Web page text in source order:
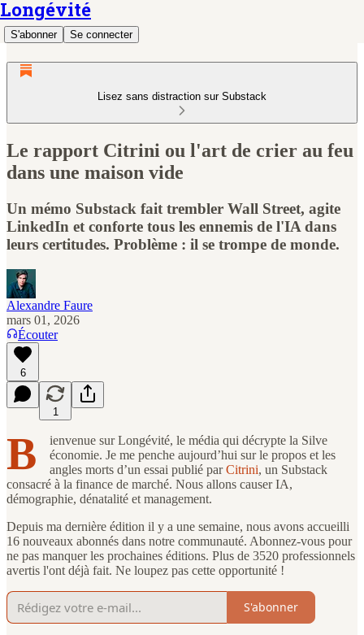
Longévité
S'abonner Se connecter
Lisez sans distraction sur Substack
Le rapport Citrini ou l'art de crier au feu
dans une maison vide
Un mémo Substack fait trembler Wall Street, agite
LinkedIn et conforte tous les ennemis de l'IA dans
leurs certitudes. Problème : il se trompe de monde.
Alexandre Faure
mars 01, 2026
Écouter
6
1
B
ienvenue sur Longévité, le média qui décrypte la Silve
économie. Je me penche aujourd’hui sur le propos et les
angles morts d’un essai publié parCitrini, un Substack
consacré à la finance de marché. Nous allons causer IA,
démographie, dénatalité et management.
Depuis ma dernière édition il y a une semaine, nous avons accueilli
16 nouveaux abonnés dans notre communauté. Abonnez-vous pour
ne pas manquer les prochaines éditions. Plus de 3520 professionnels
avertis l'ont déjà fait. Ne loupez pas cette opportunité !
S'abonner